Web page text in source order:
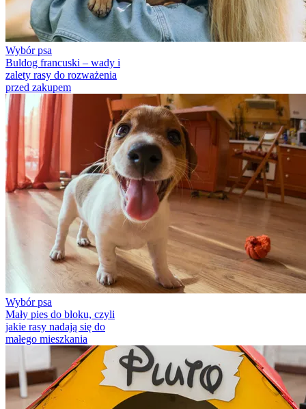
Wybór psa
Buldog francuski – wady i
zalety rasy do rozważenia
przed zakupem
Wybór psa
Mały pies do bloku, czyli
jakie rasy nadają się do
małego mieszkania